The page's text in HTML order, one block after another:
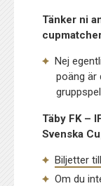
Tänker ni
Nej
poäng är
Täby FK –
Svenska
Biljetter
Om du